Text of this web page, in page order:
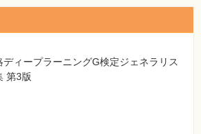
ディープラーニングG検定ジェネラリス
第3版